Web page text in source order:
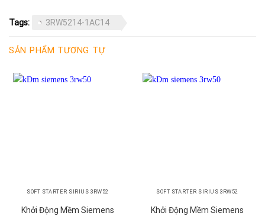
Tags: 3RW5214-1AC14
SẢN PHẨM TƯƠNG TỰ
SOFT STARTER SIRIUS 3RW52
Khởi Động Mềm Siemens
SOFT STARTER SIRIUS 3RW52
Khởi Động Mềm Siemens